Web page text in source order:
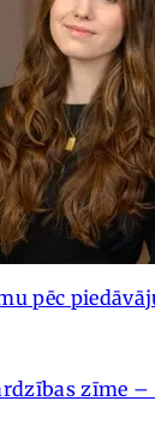
pēc
zīme –